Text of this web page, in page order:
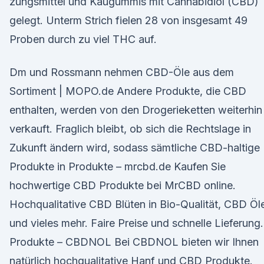
gelegt. Unterm Strich fielen 28 von insgesamt 49
Proben durch zu viel THC auf.
Dm und Rossmann nehmen CBD-Öle aus dem
Sortiment | MOPO.de Andere Produkte, die CBD
enthalten, werden von den Drogerieketten weiterhin
verkauft. Fraglich bleibt, ob sich die Rechtslage in
Zukunft ändern wird, sodass sämtliche CBD-haltige
Produkte in Produkte – mrcbd.de Kaufen Sie
hochwertige CBD Produkte bei MrCBD online.
Hochqualitative CBD Blüten in Bio-Qualität, CBD
und vieles mehr. Faire Preise und schnelle Lieferung.
Produkte – CBDNOL Bei CBDNOL bieten wir Ihnen
natürlich hochqualitative Hanf und CBD Produkte.